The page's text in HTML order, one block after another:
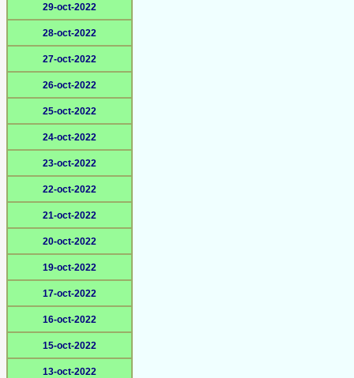
29-oct-2022
28-oct-2022
27-oct-2022
26-oct-2022
25-oct-2022
24-oct-2022
23-oct-2022
22-oct-2022
21-oct-2022
20-oct-2022
19-oct-2022
17-oct-2022
16-oct-2022
15-oct-2022
13-oct-2022